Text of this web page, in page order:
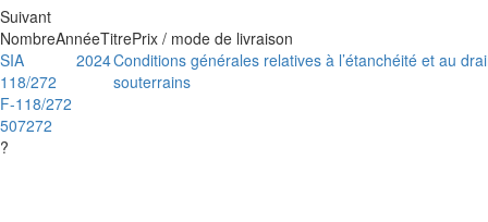
Suivant
NombreAnnéeTitrePrix / mode de livraison
SIA
118/272
F-118/272
507272
?
2024Conditions générales relatives à l’étanchéité et au
souterrains